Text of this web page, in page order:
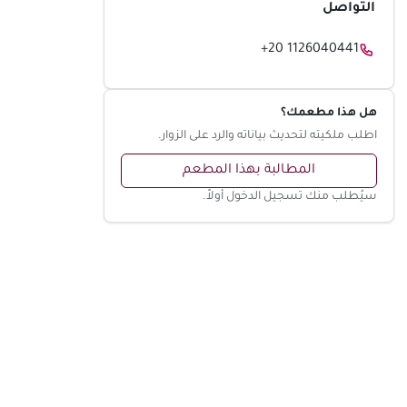
التواصل
+20 1126040441
هل هذا مطعمك؟
اطلب ملكيته لتحديث بياناته والرد على الزوار.
المطالبة بهذا المطعم
سيُطلب منك تسجيل الدخول أولاً.